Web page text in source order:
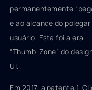
permanentemente
e ao alcance do polegar
usuário. Esta foi a era
“Thumb-Zone” do
UI.
Em 2017, a patente 1-